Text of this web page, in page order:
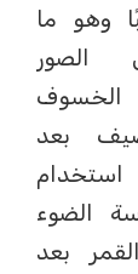
وهو ما
الصور
الخسوف
بعد
الضوء
بعد